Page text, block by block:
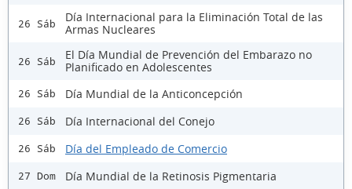
26 Sáb
Día Internacional para la Eliminación Total de las
Armas Nucleares
26 Sáb
El Día Mundial de Prevención del Embarazo no
Planificado en Adolescentes
26 Sáb Día Mundial de la Anticoncepción
26 Sáb Día Internacional del Conejo
26 Sáb Día del Empleado de Comercio
27 Dom Día Mundial de la Retinosis Pigmentaria